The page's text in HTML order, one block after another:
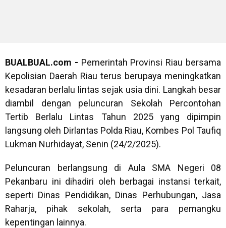
BUALBUAL.com - Pemerintah Provinsi Riau bersama
Kepolisian Daerah Riau terus berupaya meningkatkan
kesadaran berlalu lintas sejak usia dini. Langkah besar
diambil dengan peluncuran Sekolah Percontohan
Tertib Berlalu Lintas Tahun 2025 yang dipimpin
langsung oleh Dirlantas Polda Riau, Kombes Pol Taufiq
Lukman Nurhidayat, Senin (24/2/2025).
Peluncuran berlangsung di Aula SMA Negeri 08
Pekanbaru ini dihadiri oleh berbagai instansi terkait,
seperti Dinas Pendidikan, Dinas Perhubungan, Jasa
Raharja, pihak sekolah, serta para pemangku
kepentingan lainnya.